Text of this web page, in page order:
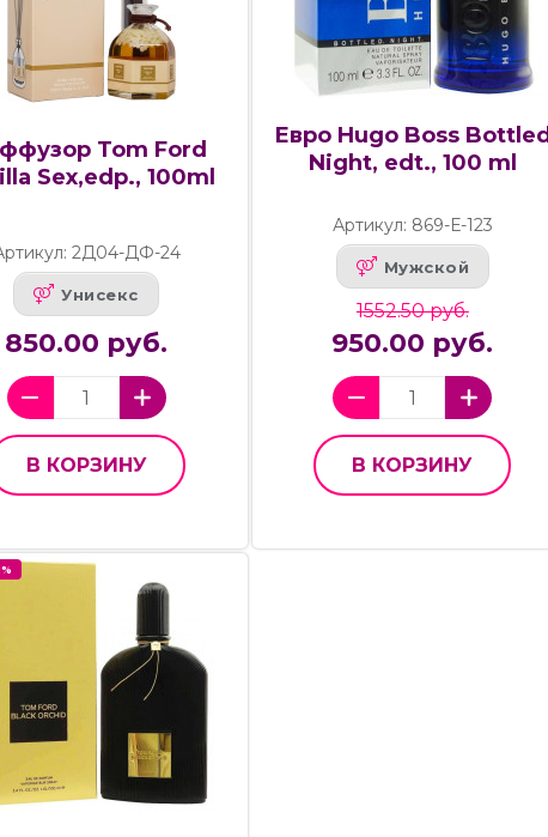
Tom Ford
Sex,edp., 100ml
2Д04-ДФ-24
Унисекс
850.00 руб.
В КОРЗИНУ
Евро Hugo Boss Bottled
Night, edt., 100 ml
Артикул: 869-Е-123
Мужской
1552.50 руб.
950.00 руб.
В КОРЗИНУ